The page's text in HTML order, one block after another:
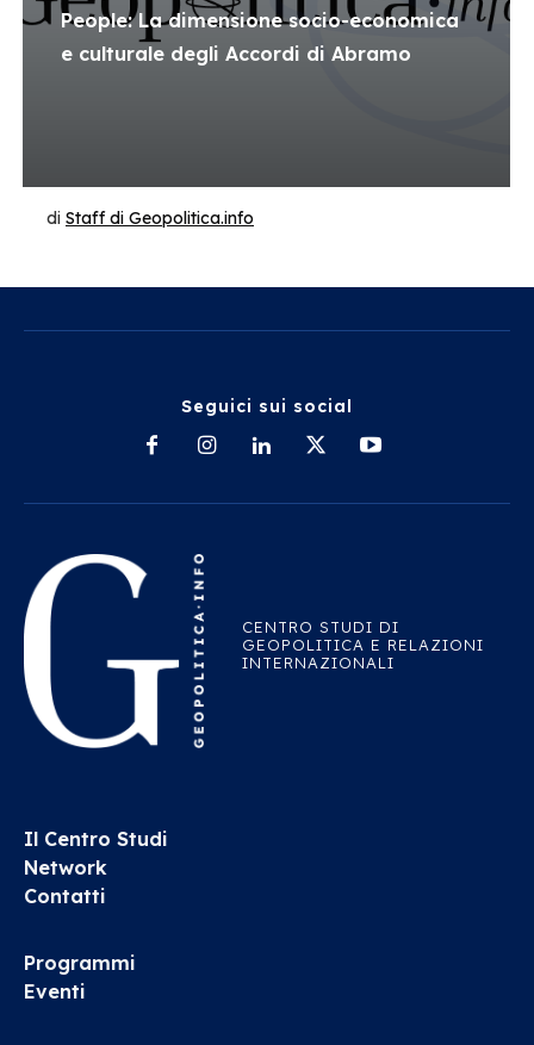
People: La dimensione socio-economica
e culturale degli Accordi di Abramo
di Staff di Geopolitica.info
Seguici sui social
CENTRO STUDI DI
GEOPOLITICA E RELAZIONI
INTERNAZIONALI
Il Centro Studi
Network
Contatti
Programmi
Eventi